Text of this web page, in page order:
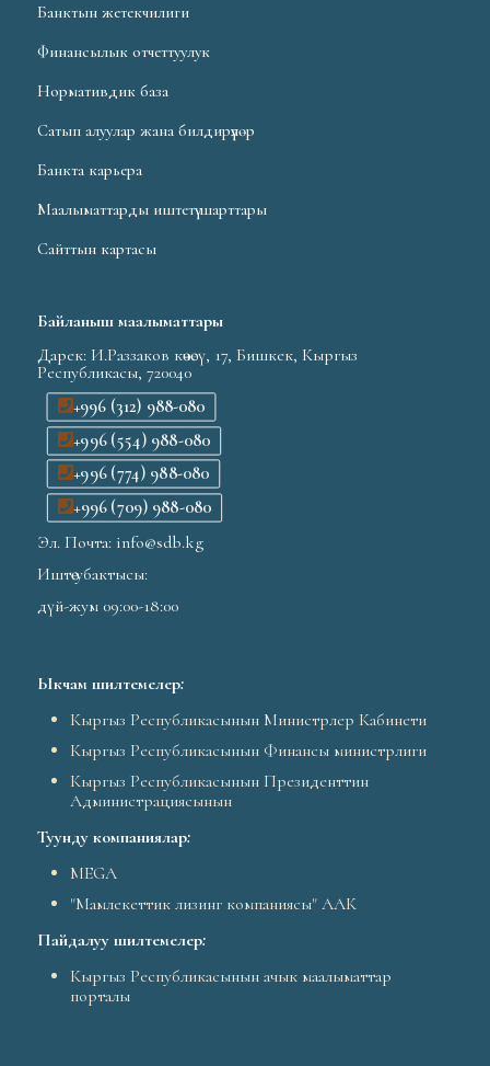
Банктын жетекчилиги
Финансылык отчеттуулук
Нормативдик база
Сатып алуулар жана билдирүүлөр
Банкта карьера
Маалыматтарды иштетүү шарттары
Сайттын картасы
Байланыш маалыматтары
Дарек: И.Раззаков көчөсү, 17, Бишкек, Кыргыз
Республикасы, 720040
+996 (312) 988-080
+996 (554) 988-080
+996 (774) 988-080
+996 (709) 988-080
Эл. Почта: info@sdb.kg
Иштөө убактысы:
дүй-жум 09:00-18:00
Ыкчам шилтемелер:
Кыргыз Республикасынын Министрлер Кабинети
Кыргыз Республикасынын Финансы министрлиги
Кыргыз Республикасынын Президенттин
Администрациясынын
Туунду компаниялар:
MEGA
"Мамлекеттик лизинг компаниясы" ААК
Пайдалуу шилтемелер:
Кыргыз Республикасынын ачык маалыматтар
порталы